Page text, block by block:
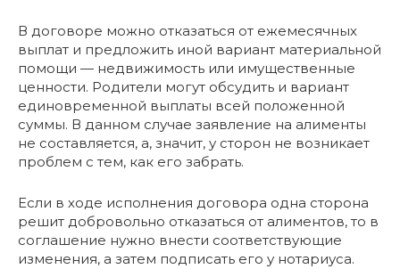
В договоре можно отказаться от ежемесячных
выплат и предложить иной вариант материальной
помощи — недвижимость или имущественные
ценности. Родители могут обсудить и вариант
единовременной выплаты всей положенной
суммы. В данном случае заявление на алименты
не составляется, а, значит, у сторон не возникает
проблем с тем, как его забрать.
Если в ходе исполнения договора одна сторона
решит добровольно отказаться от алиментов, то в
соглашение нужно внести соответствующие
изменения, а затем подписать его у нотариуса.